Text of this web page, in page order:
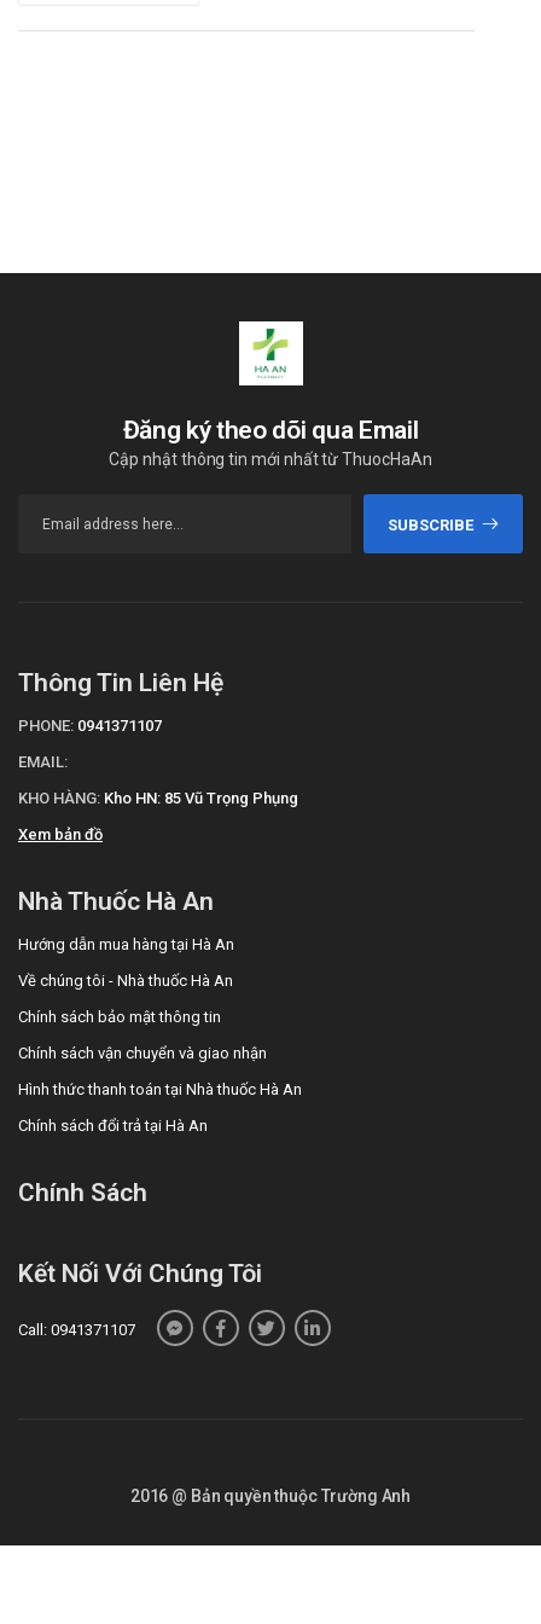
nhật theo từng thời điểm. Để biết sản phẩm có thể thay
Đăng ký theo dõi qua Email
Cập nhật thông tin mới nhất từ ThuocHaAn
SUBSCRIBE
Thông Tin Liên Hệ
PHONE: 0941371107
EMAIL:
KHO HÀNG: Kho HN: 85 Vũ Trọng Phụng
Xem bản đồ
Nhà Thuốc Hà An
Hướng dẫn mua hàng tại Hà An
Về chúng tôi - Nhà thuốc Hà An
Chính sách bảo mật thông tin
Chính sách vận chuyển và giao nhận
Hình thức thanh toán tại Nhà thuốc Hà An
Chính sách đổi trả tại Hà An
Chính Sách
Kết Nối Với Chúng Tôi
Call: 0941371107
2016 @ Bản quyền thuộc Trường Anh